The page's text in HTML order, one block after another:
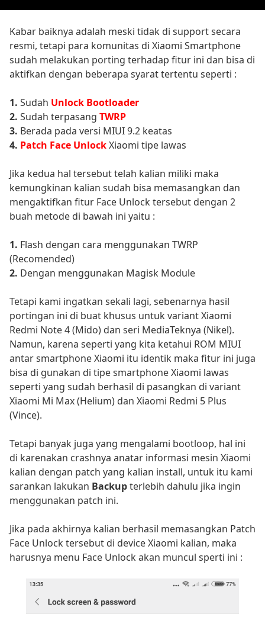
Kabar baiknya adalah meski tidak di support secara
resmi, tetapi para komunitas di Xiaomi Smartphone
sudah melakukan porting terhadap fitur ini dan bisa di
aktifkan dengan beberapa syarat tertentu seperti :
1. Sudah Unlock Bootloader
2. Sudah terpasang TWRP
3. Berada pada versi MIUI 9.2 keatas
4. Patch Face UnlockXiaomi tipe lawas
Jika kedua hal tersebut telah kalian miliki maka
kemungkinan kalian sudah bisa memasangkan dan
mengaktifkan fitur Face Unlock tersebut dengan 2
buah metode di bawah ini yaitu :
1. Flash dengan cara menggunakan TWRP
(Recomended)
2. Dengan menggunakan Magisk Module
Tetapi kami ingatkan sekali lagi, sebenarnya hasil
portingan ini di buat khusus untuk variant Xiaomi
Redmi Note 4 (Mido) dan seri MediaTeknya (Nikel).
Namun, karena seperti yang kita ketahui ROM MIUI
antar smartphone Xiaomi itu identik maka fitur ini juga
bisa di gunakan di tipe smartphone Xiaomi lawas
seperti yang sudah berhasil di pasangkan di variant
Xiaomi Mi Max (Helium) dan Xiaomi Redmi 5 Plus
(Vince).
Tetapi banyak juga yang mengalami bootloop, hal ini
di karenakan crashnya anatar informasi mesin Xiaomi
kalian dengan patch yang kalian install, untuk itu kami
sarankan lakukan Backupterlebih dahulu jika ingin
menggunakan patch ini.
Jika pada akhirnya kalian berhasil memasangkan Patch
Face Unlock tersebut di device Xiaomi kalian, maka
harusnya menu Face Unlock akan muncul sperti ini :